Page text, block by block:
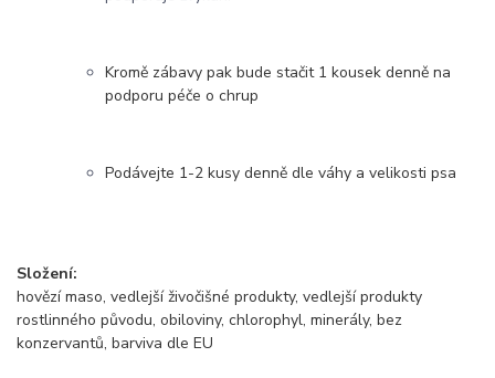
Kromě zábavy pak bude stačit 1 kousek denně na
podporu péče o chrup
Podávejte 1-2 kusy denně dle váhy a velikosti psa
Složení:
hovězí maso, vedlejší živočišné produkty, vedlejší produkty
rostlinného původu, obiloviny, chlorophyl, minerály, bez
konzervantů, barviva dle EU